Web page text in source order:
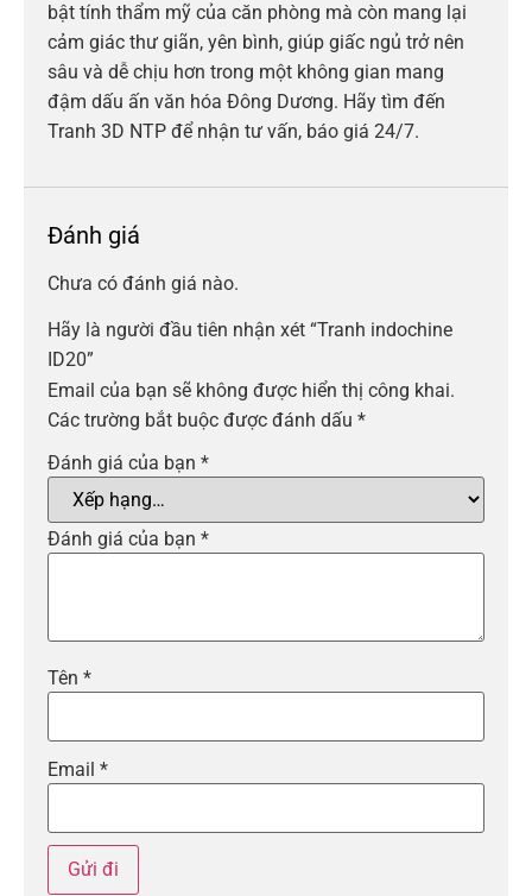
bật tính thẩm mỹ của căn phòng mà còn mang lại
cảm giác thư giãn, yên bình, giúp giấc ngủ trở nên
sâu và dễ chịu hơn trong một không gian mang
đậm dấu ấn văn hóa Đông Dương. Hãy tìm đến
Tranh 3D NTP để nhận tư vấn, báo giá 24/7.
Đánh giá
Chưa có đánh giá nào.
Hãy là người đầu tiên nhận xét “Tranh indochine
ID20”
Email của bạn sẽ không được hiển thị công khai.
Các trường bắt buộc được đánh dấu *
Đánh giá của bạn *
Đánh giá của bạn *
Tên *
Email *